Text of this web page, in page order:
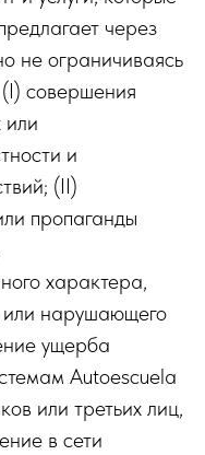
через
не ограничиваясь
(I) совершения
или
и
(II)
пропаганды
характера,
нарушающего
ущерба
Autoescuela
или третьих лиц,
в сети